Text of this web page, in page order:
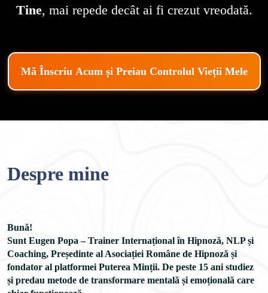
Tine, mai repede decât ai fi crezut vreodată.
Mă Înscriu Acum și Preiau Controlul Vieții Mele
Despre mine
Bună!
Sunt Eugen Popa – Trainer Internațional în Hipnoză, NLP și
Coaching, Președinte al Asociației Române de Hipnoză și
fondator al platformei Puterea Minții. De peste 15 ani studiez
și predau metode de transformare mentală și emoțională care